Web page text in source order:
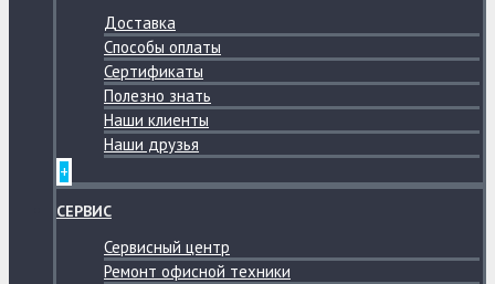
Доставка
Способы оплаты
Сертификаты
Полезно знать
Наши клиенты
Наши друзья
+
СЕРВИС
Сервисный центр
Ремонт офисной техники